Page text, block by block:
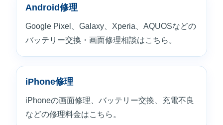
Android修理
Google Pixel、Galaxy、Xperia、AQUOSなどの
バッテリー交換・画面修理相談はこちら。
iPhone修理
iPhoneの画面修理、バッテリー交換、充電不良
などの修理料金はこちら。